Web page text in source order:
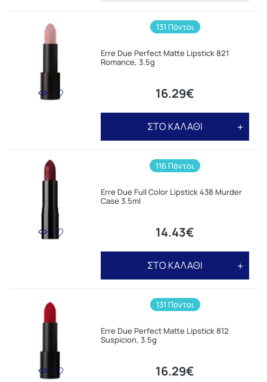
131 Πόντοι
Erre Due Perfect Matte Lipstick 821
Romance, 3.5g
16.29€
ΣΤΟ ΚΑΛΑΘΙ
116 Πόντοι
Erre Due Full Color Lipstick 438 Murder
Case 3.5ml
14.43€
ΣΤΟ ΚΑΛΑΘΙ
131 Πόντοι
Erre Due Perfect Matte Lipstick 812
Suspicion, 3.5g
16.29€